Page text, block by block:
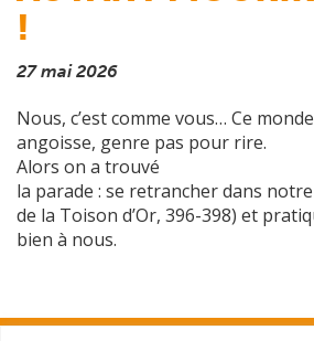
!
27 mai 2026
Nous, c’est comme vous… Ce
angoisse, genre pas pour rire.
Alors on a trouvé
la parade : se retrancher dans
de la Toison d’Or, 396-398) et
bien à nous.